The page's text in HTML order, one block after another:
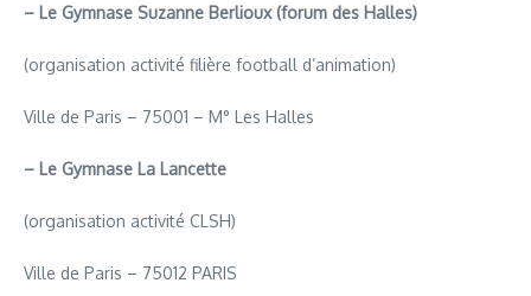
– Le Gymnase Suzanne Berlioux (forum des Halles)
(organisation activité filière football d’animation)
Ville de Paris – 75001 – M° Les Halles
– Le Gymnase La Lancette
(organisation activité CLSH)
Ville de Paris – 75012 PARIS